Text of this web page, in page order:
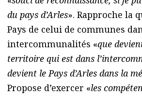
du pays d’Arles». Rapproche la
Pays de celui de communes
intercommunalités «que
territoire qui est dans
devient le Pays d’Arles dans la
Propose d’exercer «les